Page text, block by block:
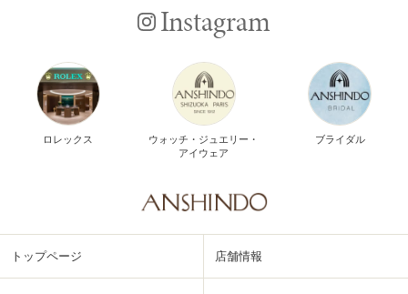
Instagram
ロレックス
ウォッチ・ジュエリー・
アイウェア
ブライダル
トップページ 店舗情報